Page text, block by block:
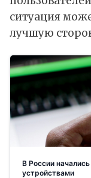
ситуация
лучшую
В России
устройствами